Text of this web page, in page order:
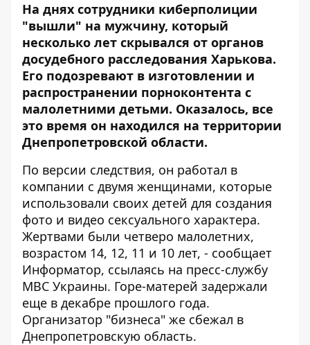
На днях сотрудники киберполиции
"вышли" на мужчину, который
несколько лет скрывался от органов
досудебного расследования Харькова.
Его подозревают в изготовлении и
распространении порноконтента с
малолетними детьми. Оказалось, все
это время он находился на территории
Днепропетровской области.
По версии следствия, он работал в
компании с двумя женщинами, которые
использовали своих детей для создания
фото и видео сексуального характера.
Жертвами были четверо малолетних,
возрастом 14, 12, 11 и 10 лет, - сообщает
Информатор, ссылаясь на пресс-службу
МВС Украины. Горе-матерей задержали
еще в декабре прошлого года.
Организатор "бизнеса" же сбежал в
Днепропетровскую область.